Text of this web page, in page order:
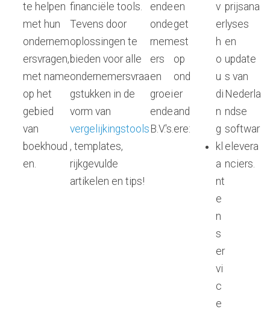
te helpen
met hun
ondernem
ersvragen,
met name
op het
gebied
van
boekhoud
en.
financiële tools.
Tevens door
oplossingen te
bieden voor alle
ondernemersvraa
gstukken in de
vorm van
vergelijkingstools
, templates,
rijkgevulde
artikelen en tips!
ende
onde
rnem
ers
en
groei
ende
B.V.'s.
en
get
est
op
ond
er
and
ere:
v
er
h
o
u
di
n
g
kl
a
nt
e
n
s
er
vi
c
e
prijsana
lyses
en
update
s van
Nederla
ndse
softwar
elevera
nciers.